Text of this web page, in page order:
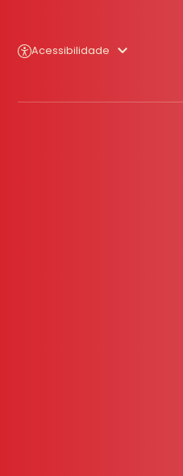
Acessibilidade